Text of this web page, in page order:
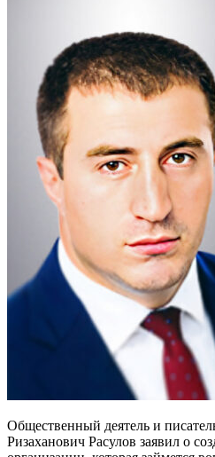
Общественный деятель и
Ризаханович Расулов заявил о